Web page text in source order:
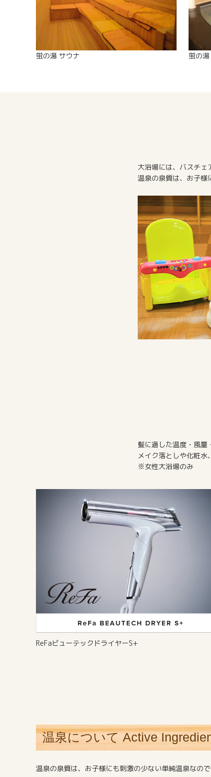
蛍の湯 サウナ 蛍の
大浴場には、バスチェ
温泉の泉質は、お子様
髪に適した温度・風量
メイク落としや化粧水
※女性大浴場のみ
ReFaビューテックドライヤーS+
温泉についてActive
温泉の泉質は、お子様にも刺激の少ない単純温泉なの